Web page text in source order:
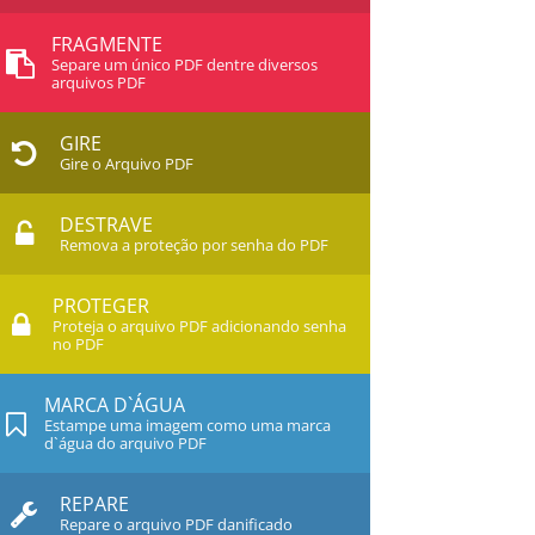
FRAGMENTE
Separe um único PDF dentre diversos
arquivos PDF
GIRE
Gire o Arquivo PDF
DESTRAVE
Remova a proteção por senha do PDF
PROTEGER
Proteja o arquivo PDF adicionando senha
no PDF
MARCA D`ÁGUA
Estampe uma imagem como uma marca
d`água do arquivo PDF
REPARE
Repare o arquivo PDF danificado